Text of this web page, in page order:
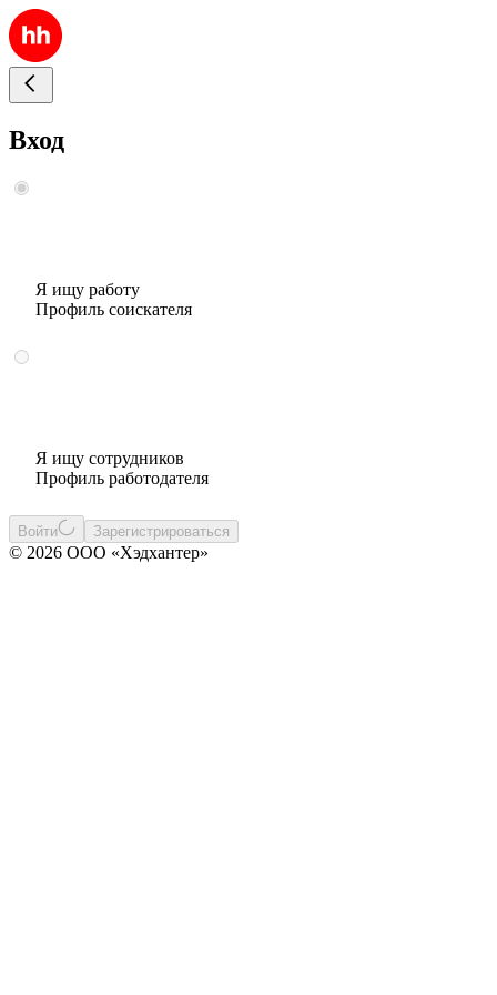
Вход
Я ищу работу
Профиль соискателя
Я ищу сотрудников
Профиль работодателя
Войти Зарегистрироваться
© 2026 ООО «Хэдхантер»